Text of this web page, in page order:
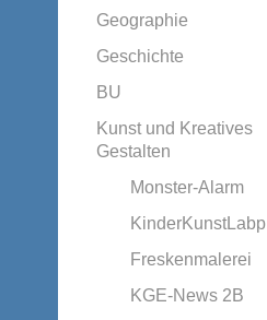
Geographie
Geschichte
BU
Kunst und Kreatives
Gestalten
Monster-Alarm
KinderKunstLabp
Freskenmalerei
KGE-News 2B